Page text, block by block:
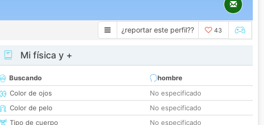
¿reportar este perfil?? 43
Mi física y +
Buscando
hombre
Color de ojos
No especificado
Color de pelo
No especificado
Tipo de cuerpo
No especificado